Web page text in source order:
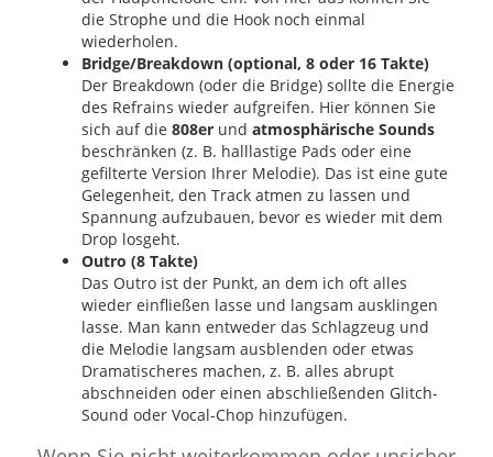
die Strophe und die Hook noch einmal
wiederholen.
Bridge/Breakdown (optional, 8 oder 16 Takte)
Der Breakdown (oder die Bridge) sollte die Energie
des Refrains wieder aufgreifen. Hier können Sie
sich auf die 808erund atmosphärische Sounds
beschränken (z. B. halllastige Pads oder eine
gefilterte Version Ihrer Melodie). Das ist eine gute
Gelegenheit, den Track atmen zu lassen und
Spannung aufzubauen, bevor es wieder mit dem
Drop losgeht.
Outro (8 Takte)
Das Outro ist der Punkt, an dem ich oft alles
wieder einfließen lasse und langsam ausklingen
lasse. Man kann entweder das Schlagzeug und
die Melodie langsam ausblenden oder etwas
Dramatischeres machen, z. B. alles abrupt
abschneiden oder einen abschließenden Glitch-
Sound oder Vocal-Chop hinzufügen.